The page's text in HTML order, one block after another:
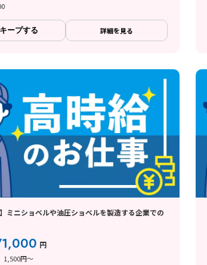
キープする 詳細を見る
】ミニショベルや油圧ショベルを製造する企業での
円
1,500円～